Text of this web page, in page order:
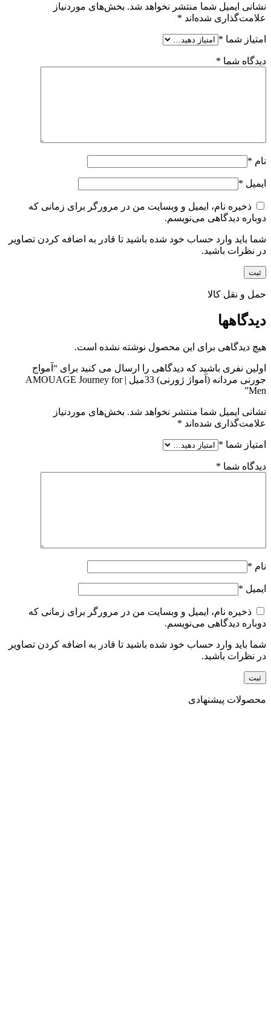
نشانی ایمیل شما منتشر نخواهد شد. بخش‌های موردنیاز
علامت‌گذاری شده‌اند *
امتیاز شما *
دیدگاه شما *
نام *
ایمیل *
ذخیره نام، ایمیل و وبسایت من در مرورگر برای زمانی که
دوباره دیدگاهی می‌نویسم.
شما باید وارد حساب خود شده باشید تا قادر به اضافه کردن تصاویر
در نظرات باشید.
حمل و نقل کالا
دیدگاهها
هیچ دیدگاهی برای این محصول نوشته نشده است.
اولین نفری باشید که دیدگاهی را ارسال می کنید برای “آمواج
جورنی مردانه (آمواژ ژورنی) 33میل | AMOUAGE Journey for
Men”
نشانی ایمیل شما منتشر نخواهد شد. بخش‌های موردنیاز
علامت‌گذاری شده‌اند *
امتیاز شما *
دیدگاه شما *
نام *
ایمیل *
ذخیره نام، ایمیل و وبسایت من در مرورگر برای زمانی که
دوباره دیدگاهی می‌نویسم.
شما باید وارد حساب خود شده باشید تا قادر به اضافه کردن تصاویر
در نظرات باشید.
محصولات پیشنهادی